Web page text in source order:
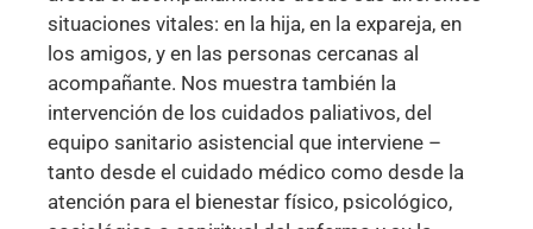
situaciones vitales: en la hija, en la expareja, en
los amigos, y en las personas cercanas al
acompañante. Nos muestra también la
intervención de los cuidados paliativos, del
equipo sanitario asistencial que interviene –
tanto desde el cuidado médico como desde la
atención para el bienestar físico, psicológico,